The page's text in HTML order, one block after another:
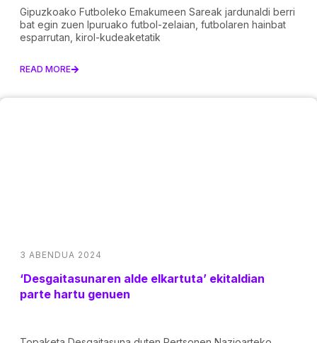
Gipuzkoako Futboleko Emakumeen Sareak jardunaldi berri
bat egin zuen Ipuruako futbol-zelaian, futbolaren hainbat
esparrutan, kirol-kudeaketatik
READ MORE
3 ABENDUA 2024
‘Desgaitasunaren alde elkartuta’ ekitaldian
parte hartu genuen